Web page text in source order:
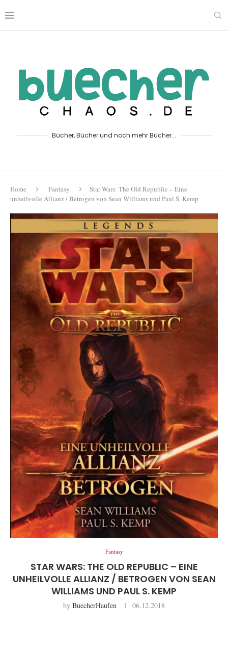
Bücher, Bücher und noch mehr Bücher...
Home Fantasy
Star Wars: The Old Republic – Eine
unheilvolle Allianz / Betrogen von Sean Williams und Paul S. Kemp
Fantasy
STAR WARS: THE OLD REPUBLIC – EINE
UNHEILVOLLE ALLIANZ / BETROGEN VON SEAN
WILLIAMS UND PAUL S. KEMP
by BuecherHaufen 06.12.2018